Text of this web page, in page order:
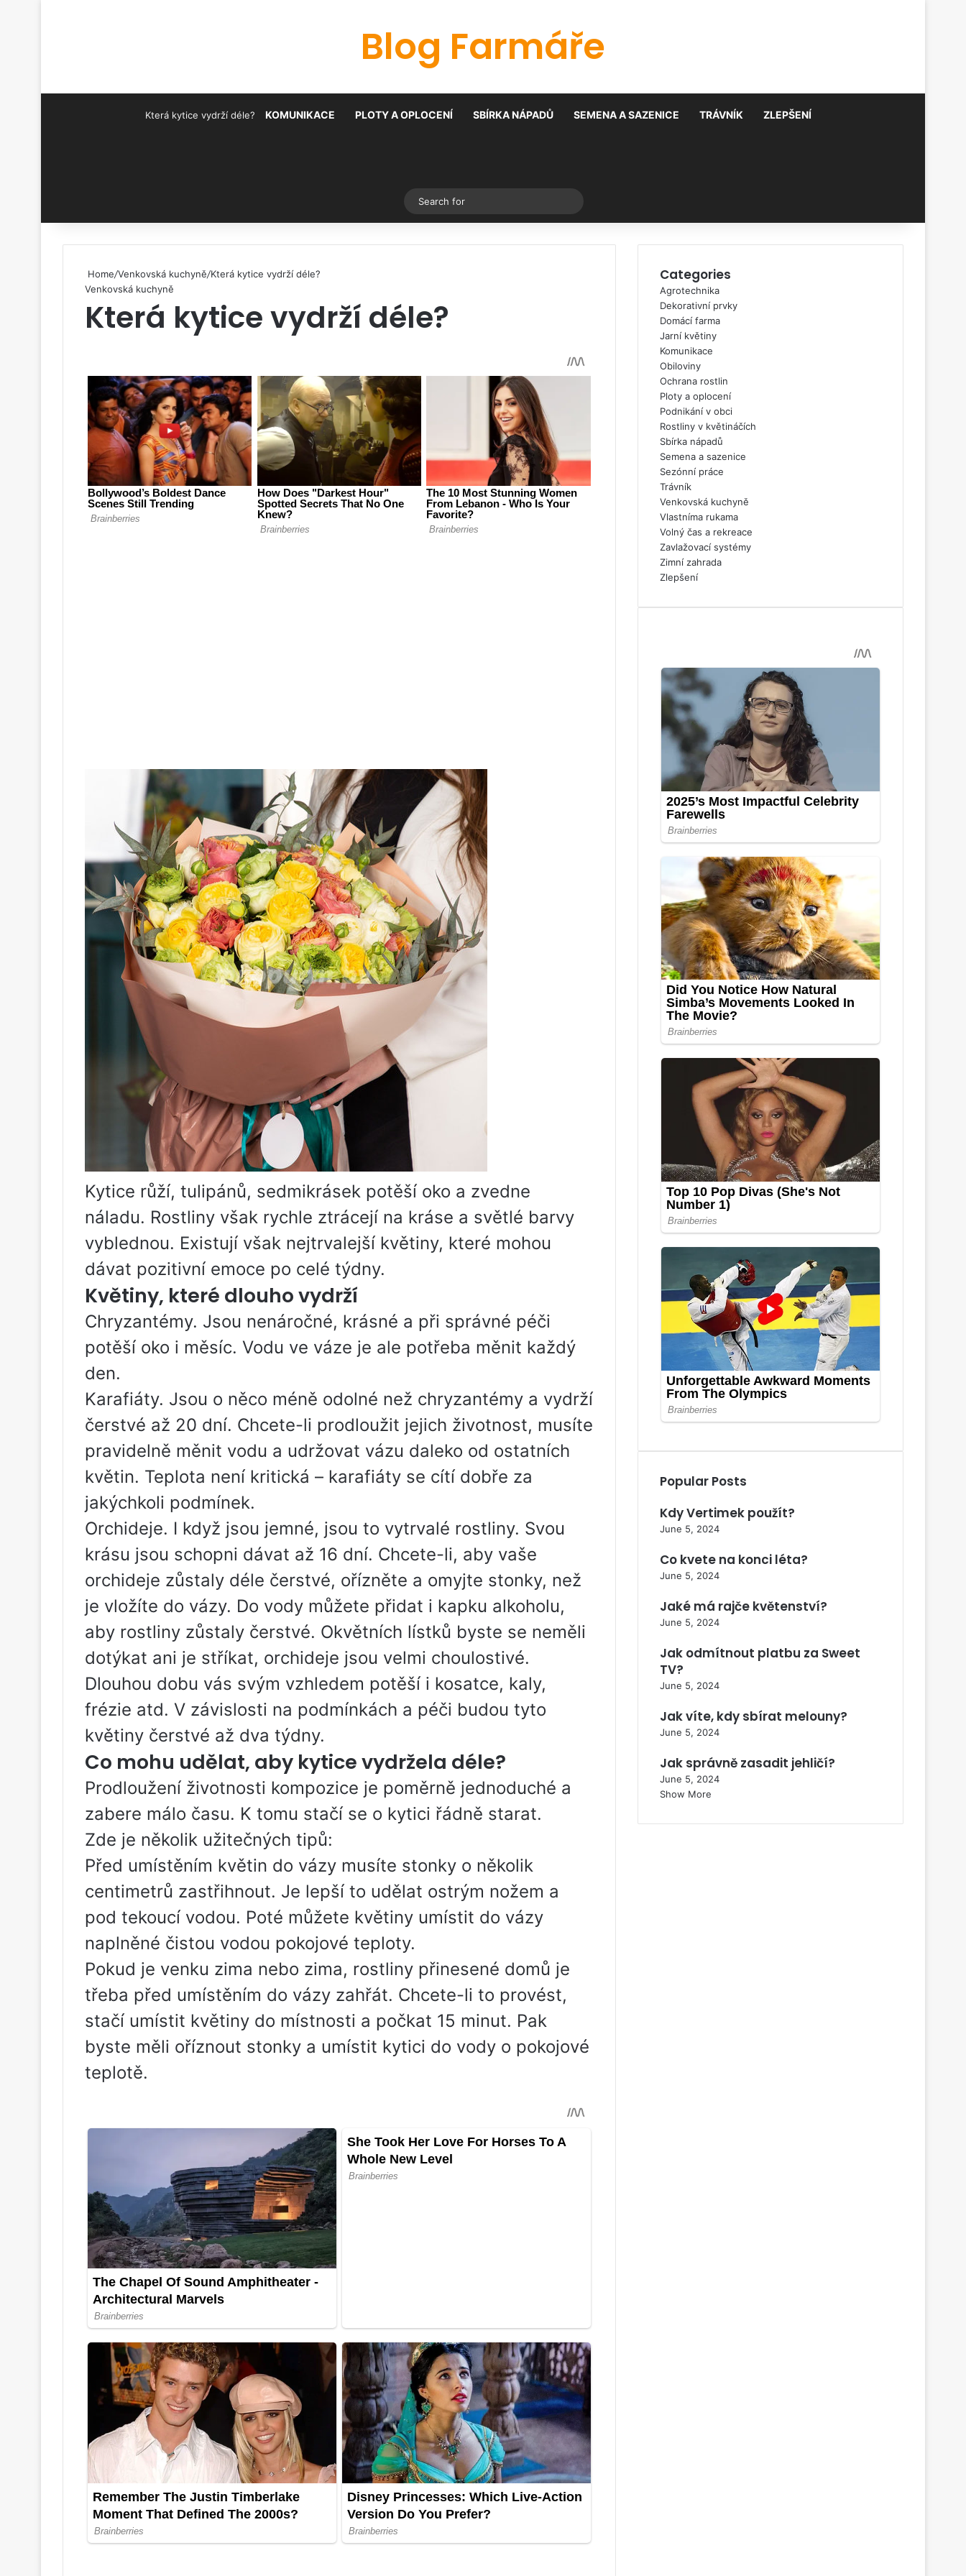
Blog Farmáře
Která kytice vydrží déle? KOMUNIKACE PLOTY A OPLOCENÍ SBÍRKA NÁPADŮ SEMENA A SAZENICE TRÁVNÍK ZLEPŠENÍ
Switch skin
for
Home/Venkovská kuchyně/Která kytice vydrží déle?
Venkovská kuchyně
Která kytice vydrží déle?
Kytice růží, tulipánů, sedmikrásek potěší oko a zvedne
náladu. Rostliny však rychle ztrácejí na kráse a světlé barvy
vyblednou. Existují však nejtrvalejší květiny, které mohou
dávat pozitivní emoce po celé týdny.
Květiny, které dlouho vydrží
Chryzantémy. Jsou nenáročné, krásné a při správné péči
potěší oko i měsíc. Vodu ve váze je ale potřeba měnit každý
den.
Karafiáty. Jsou o něco méně odolné než chryzantémy a vydrží
čerstvé až 20 dní. Chcete-li prodloužit jejich životnost, musíte
pravidelně měnit vodu a udržovat vázu daleko od ostatních
květin. Teplota není kritická – karafiáty se cítí dobře za
jakýchkoli podmínek.
Orchideje. I když jsou jemné, jsou to vytrvalé rostliny. Svou
krásu jsou schopni dávat až 16 dní. Chcete-li, aby vaše
orchideje zůstaly déle čerstvé, ořízněte a omyjte stonky, než
je vložíte do vázy. Do vody můžete přidat i kapku alkoholu,
aby rostliny zůstaly čerstvé. Okvětních lístků byste se neměli
dotýkat ani je stříkat, orchideje jsou velmi choulostivé.
Dlouhou dobu vás svým vzhledem potěší i kosatce, kaly,
frézie atd. V závislosti na podmínkách a péči budou tyto
květiny čerstvé až dva týdny.
Co mohu udělat, aby kytice vydržela déle?
Prodloužení životnosti kompozice je poměrně jednoduché a
zabere málo času. K tomu stačí se o kytici řádně starat.
Zde je několik užitečných tipů:
Před umístěním květin do vázy musíte stonky o několik
centimetrů zastřihnout. Je lepší to udělat ostrým nožem a
pod tekoucí vodou. Poté můžete květiny umístit do vázy
naplněné čistou vodou pokojové teploty.
Pokud je venku zima nebo zima, rostliny přinesené domů je
třeba před umístěním do vázy zahřát. Chcete-li to provést,
stačí umístit květiny do místnosti a počkat 15 minut. Pak
byste měli oříznout stonky a umístit kytici do vody o pokojové
teplotě.
Categories
Agrotechnika
Dekorativní prvky
Domácí farma
Jarní květiny
Komunikace
Obiloviny
Ochrana rostlin
Ploty a oplocení
Podnikání v obci
Rostliny v květináčích
Sbírka nápadů
Semena a sazenice
Sezónní práce
Trávník
Venkovská kuchyně
Vlastníma rukama
Volný čas a rekreace
Zavlažovací systémy
Zimní zahrada
Zlepšení
Popular Posts
Kdy Vertimek použít?
June 5, 2024
Co kvete na konci léta?
June 5, 2024
Jaké má rajče květenství?
June 5, 2024
Jak odmítnout platbu za Sweet
TV?
June 5, 2024
Jak víte, kdy sbírat melouny?
June 5, 2024
Jak správně zasadit jehličí?
June 5, 2024
Show More